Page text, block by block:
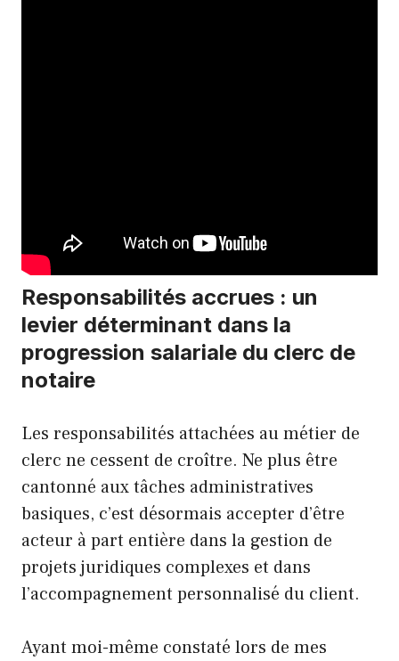
Responsabilités accrues : un
levier déterminant dans la
progression salariale du clerc de
notaire
Les responsabilités attachées au métier de
clerc ne cessent de croître. Ne plus être
cantonné aux tâches administratives
basiques, c’est désormais accepter d’être
acteur à part entière dans la gestion de
projets juridiques complexes et dans
l’accompagnement personnalisé du client.
Ayant moi-même constaté lors de mes